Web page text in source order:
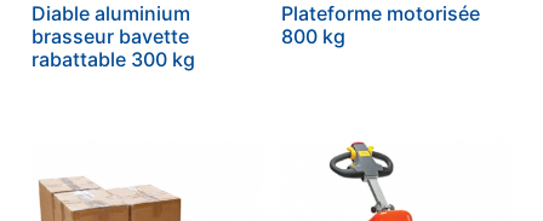
Diable aluminium
brasseur bavette
rabattable 300 kg
Plateforme motorisée
800 kg